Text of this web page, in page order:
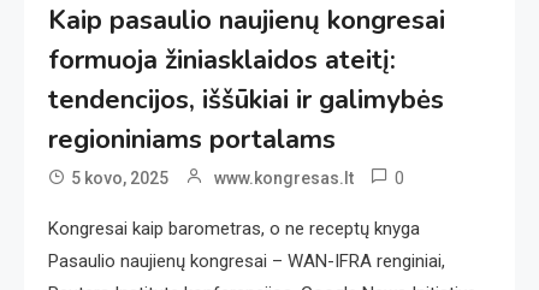
Kaip pasaulio naujienų kongresai
formuoja žiniasklaidos ateitį:
tendencijos, iššūkiai ir galimybės
regioniniams portalams
5 kovo, 2025 www.kongresas.lt 0
Kongresai kaip barometras, o ne receptų knyga
Pasaulio naujienų kongresai – WAN-IFRA renginiai,